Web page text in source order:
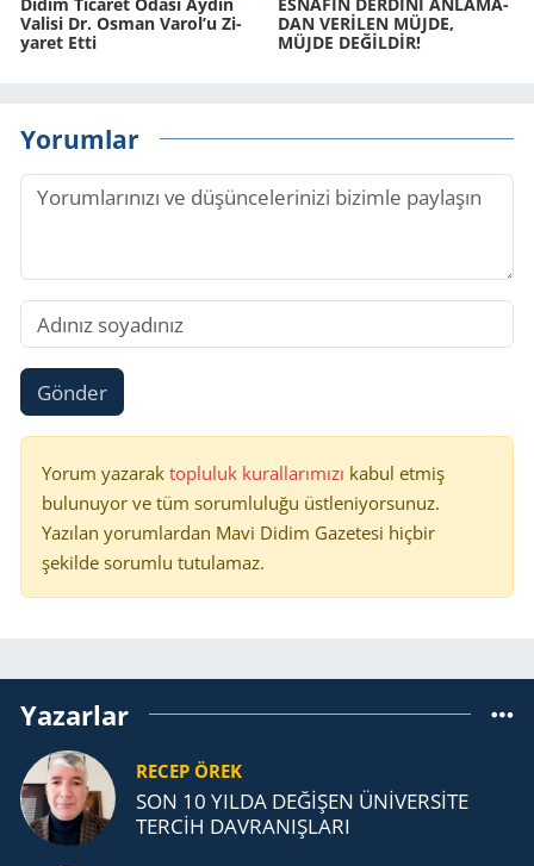
Va­li­si Dr. Osman Varol’u Zi­
ya­ret Etti
DAN VERİLEN MÜJDE,
MÜJDE DEĞİLDİR!
Yorumlar
Gönder
Yorum yazarak topluluk kurallarımızı kabul etmiş
bulunuyor ve tüm sorumluluğu üstleniyorsunuz.
Yazılan yorumlardan Mavi Didim Gazetesi hiçbir
şekilde sorumlu tutulamaz.
Yazarlar
RECEP ÖREK
SON 10 YILDA DEĞİŞEN ÜNİVERSİTE
TERCİH DAVRANIŞLARI